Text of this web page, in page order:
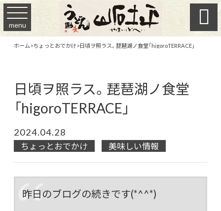
menu 
ホーム>ちょっとおでかけ>日頃ヲ照ラス。琵琶湖ノ食堂「higoroTERRACE」
日頃ヲ照ラス。琵琶湖ノ食堂
「higoroTERRACE」
2024.04.28
ちょっとおでかけ 美味しい情報
昨日のブログの続きです(*^^*)